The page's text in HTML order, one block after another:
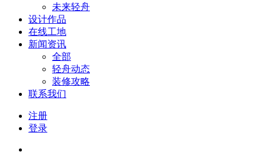
未来轻舟
设计作品
在线工地
新闻资讯
全部
轻舟动态
装修攻略
联系我们
注册
登录